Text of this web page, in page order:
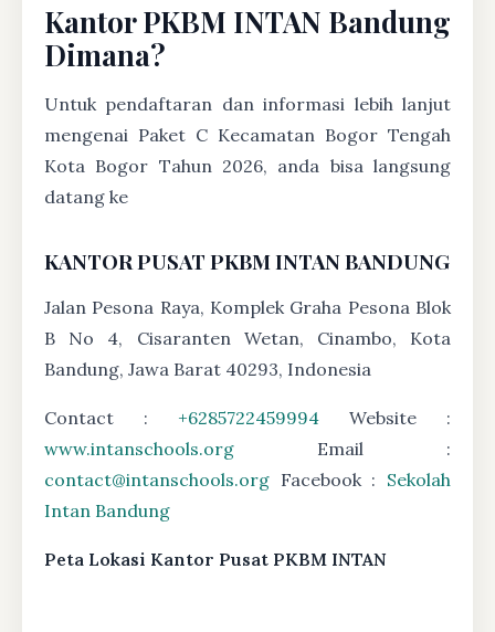
Kantor PKBM INTAN Bandung
Dimana?
Untuk pendaftaran dan informasi lebih lanjut
mengenai Paket C Kecamatan Bogor Tengah
Kota Bogor Tahun 2026, anda bisa langsung
datang ke
KANTOR PUSAT PKBM INTAN BANDUNG
Jalan Pesona Raya, Komplek Graha Pesona Blok
B No 4, Cisaranten Wetan, Cinambo, Kota
Bandung, Jawa Barat 40293, Indonesia
Contact : +6285722459994 Website :
www.intanschools.org Email :
contact@intanschools.org Facebook : Sekolah
Intan Bandung
Peta Lokasi Kantor Pusat PKBM INTAN